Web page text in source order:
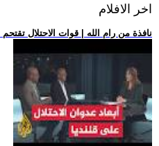
اخر الافلام
.. نافذة من رام الله | قوات الاحتلال تقتحم